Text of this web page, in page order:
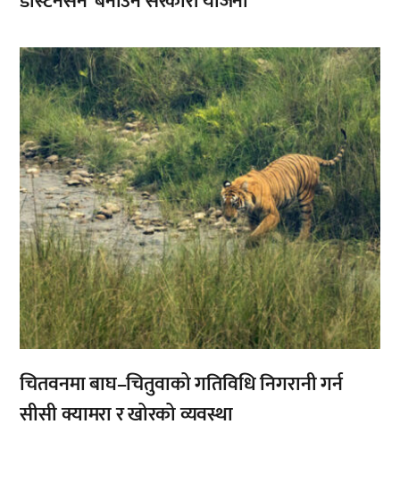
,
चितवनमा बाघ–चितुवाको गतिविधि निगरानी गर्न
सीसी क्यामरा र खोरको व्यवस्था